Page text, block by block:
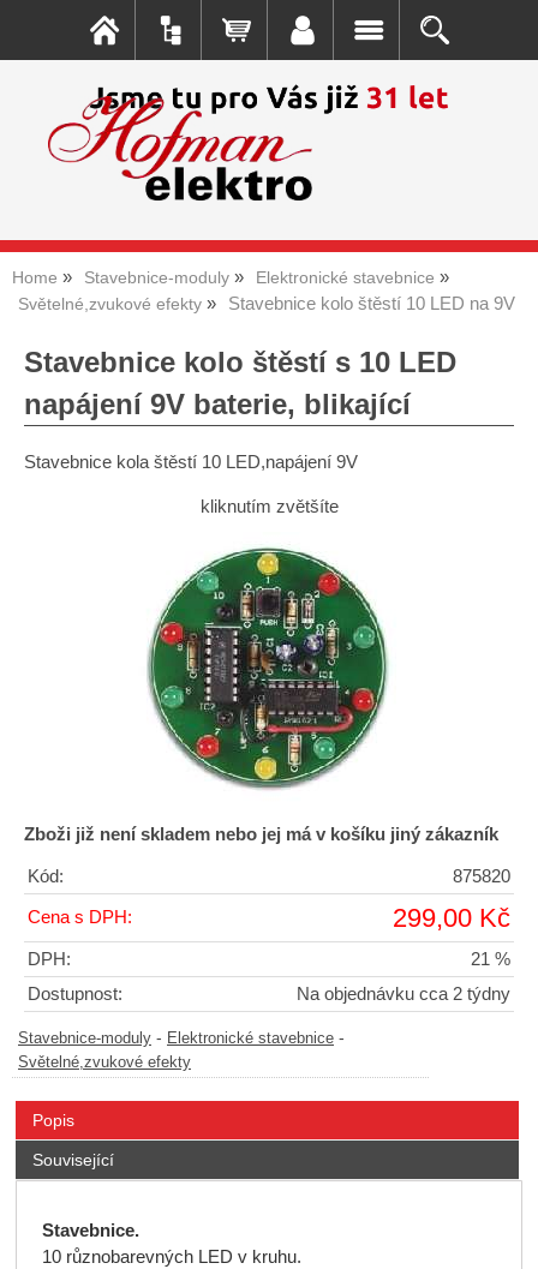
Home Stavebnice-moduly
Elektronické stavebnice
Světelné,zvukové efekty
Stavebnice kolo štěstí 10 LED na 9V
Stavebnice kolo štěstí s 10 LED
napájení 9V baterie, blikající
Stavebnice kola štěstí 10 LED,napájení 9V
kliknutím zvětšíte
Zboži již není skladem nebo jej má v košíku jiný zákazník
Kód: 875820
Cena s DPH: 299,00 Kč
DPH:
21 %
Dostupnost:
Na objednávku cca 2 týdny
Stavebnice-moduly - Elektronické stavebnice -
Světelné,zvukové efekty
Popis
Související
Stavebnice.
10 různobarevných LED v kruhu.